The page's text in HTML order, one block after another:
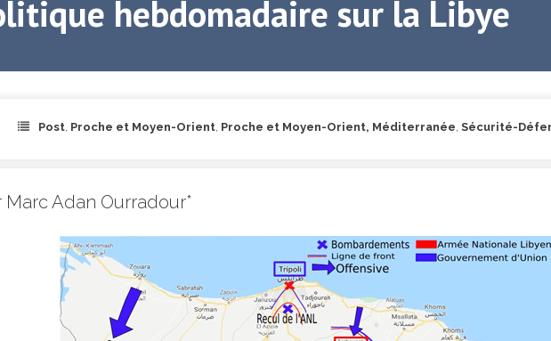
hebdomadaire sur la Libye
Post Proche et Moyen-Orient Proche et Moyen-Orient, Méditerranée Sécurité-
Adan Ourradour*